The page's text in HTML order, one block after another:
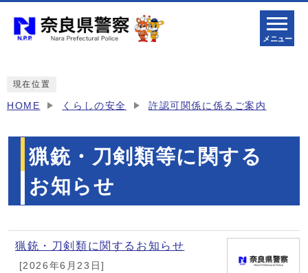
メニュー
現在位置
HOME くらしの安全 許認可関係に係るご案内
猟銃・刀剣類等に関する
お知らせ
メインメニュー
猟銃・刀剣類に関するお知らせ
[2026年6月23日]